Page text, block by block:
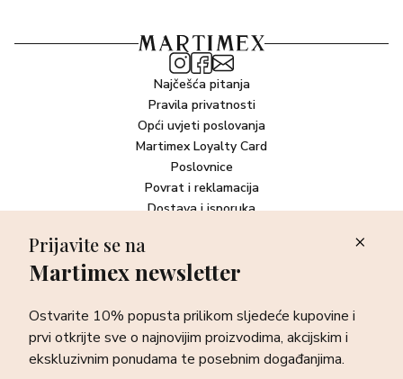
Najčešća pitanja
Pravila privatnosti
Opći uvjeti poslovanja
Martimex Loyalty Card
Poslovnice
Povrat i reklamacija
Dostava i isporuka
Newsletter
sve o najnovijim proizvodima, akcijskim i ekskluzivnim
ponudama te posebnim događanjima.
Prijava
Prijavite se na
Martimex newsletter
Ostvarite 10% popusta prilikom sljedeće kupovine i
prvi otkrijte sve o najnovijim proizvodima, akcijskim i
ekskluzivnim ponudama te posebnim događanjima.